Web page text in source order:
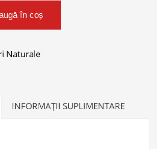
în coș
Naturale
INFORMAȚII SUPLIMENTARE